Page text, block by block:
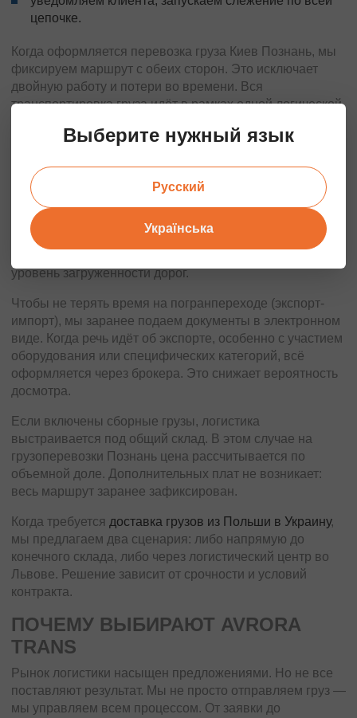
цепочке.
Когда оформляется перевозка груза Киев Познань, мы
фиксируем маршрут с обеих сторон. Это исключает
двойную работу и потери во времени. Вся
транспортировка груза идёт в рамках одной логической
ОСОБЕННОСТИ НАПРАВЛЕНИЯ
Направление Познань — Киев проходит через Польшу,
иногда через Германию или Чехию (в зависимости от
начальной точки), далее через Львов в Киев. Это значит
уровень загруженности дорог.
Чтобы не терять время на погранпереходе (экспорт-
импорт), мы заранее подаем документы в электронном
виде. Когда речь идёт об экспорте, особенно с участием
оборудования или специфических категорий, всё
оформляется через брокера. Это снижает вероятность
досмотра.
Если включены сборные грузы, логистика
выстраивается под общий склад. В этом случае на
грузоперевозки Познань цена рассчитывается по
объемной доле. Дополнительных плат не возникает:
весь маршрут заранее зафиксирован.
Когда требуется доставка грузов из Польши в Украину,
мы предлагаем два сценария: либо напрямую до
конечного склада, либо через логистический центр во
Львове. Решение зависит от срочности и условий
контракта.
ПОЧЕМУ ВЫБИРАЮТ AVRORA
TRANS
Рынок логистики насыщен предложениями. Но не все
поставляют результат. Мы не просто отправляем груз —
мы управляем всем процессом. От заявки до
Выберите нужный язык
Русский
Українська